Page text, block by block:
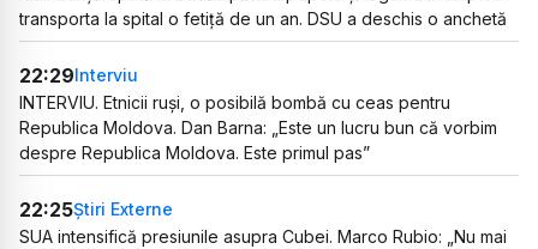
transporta la spital o fetiță de un an. DSU a deschis o anchetă
22:29Interviu
INTERVIU. Etnicii ruși, o posibilă bombă cu ceas pentru
Republica Moldova. Dan Barna: „Este un lucru bun că vorbim
despre Republica Moldova. Este primul pas”
22:25Știri Externe
SUA intensifică presiunile asupra Cubei. Marco Rubio: „Nu mai